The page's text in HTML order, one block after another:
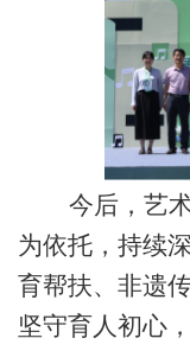
今后，艺
为依托，持续
育帮扶、非遗
坚守育人初心